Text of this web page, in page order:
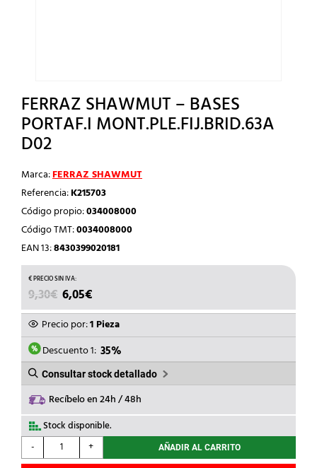
FERRAZ SHAWMUT – BASES
PORTAF.I MONT.PLE.FIJ.BRID.63A
D02
Marca:FERRAZ SHAWMUT
Referencia:K215703
Código propio:034008000
Código TMT:0034008000
EAN 13:8430399020181
9,30€ EL
PRECIO
ORIGINAL
ERA:
9,30€.
6,05€
PRECIO
ACTUAL
ES:
6,05€.
Precio por:1 Pieza
Descuento 1: 35%
Consultar stock detallado
Recíbelo en 24h / 48h
Stock disponible.
-
FERRAZ
SHAWMUT
+ AÑADIR AL CARRITO